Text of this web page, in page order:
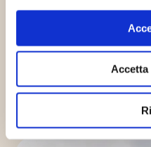
Accetta
30/09/2021
obiettivo Ieri,
celebrata la Giornata